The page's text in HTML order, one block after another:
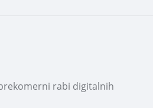
rabi digitalnih